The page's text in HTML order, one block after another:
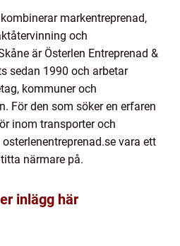
markentreprenad,
och
är Österlen Entreprenad &
sedan 1990 och arbetar
kommuner och
För den som söker en erfaren
inom transporter och
vara ett
närmare på.
inlägg här